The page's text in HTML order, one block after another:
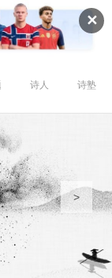
✕
诗人 诗塾
>